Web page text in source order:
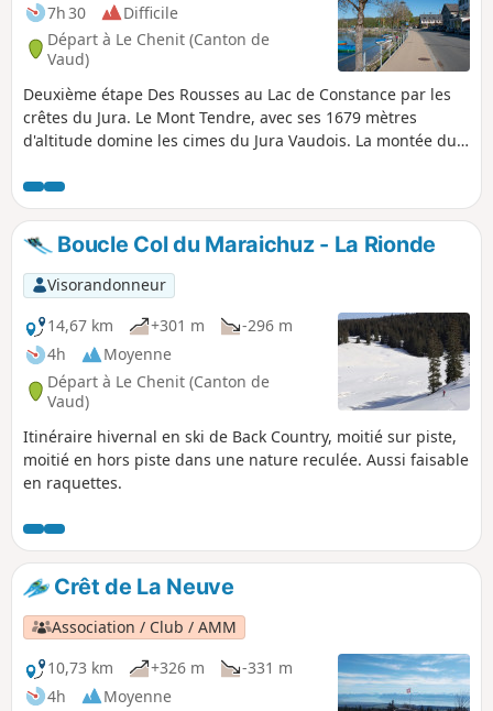
7h 30
Difficile
Départ à Le Chenit (Canton de
Vaud)
Deuxième étape Des Rousses au Lac de Constance par les
crêtes du Jura. Le Mont Tendre, avec ses 1679 mètres
d'altitude domine les cimes du Jura Vaudois. La montée du
paysage qui ressemble à un parc. Depuis le sommet du
Mont Tendre, la vue est très belle. Découvrez la Savoie, les
Alpes Bernoises, les Vosges et La Dôle. Peu après le
sommet, se trouve le Chalet du Mont Tendre. Depuis la
terrasse la vue panoramique sur le Lac Léman et les Alpes
est magnifique. Ici la restauration est délicieuse. Puis la
descente commence jusqu'au bord du Lac de Joux. Pour
arriver au niveau du lac, il y a quelques descentes à
vaincre. Les portions sont rustiques, variées et bien
abondantes.
Boucle Col du Maraichuz - La Rionde
Visorandonneur
14,67 km
+301 m
-296 m
4h
Moyenne
Départ à Le Chenit (Canton de
Vaud)
Itinéraire hivernal en ski de Back Country, moitié sur piste,
moitié en hors piste dans une nature reculée. Aussi faisable
en raquettes.
Crêt de La Neuve
Association / Club / AMM
10,73 km
+326 m
-331 m
4h
Moyenne